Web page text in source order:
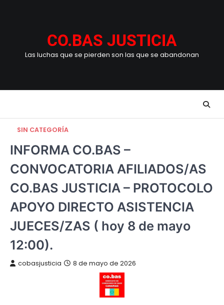
CO.BAS JUSTICIA
Las luchas que se pierden son las que se abandonan
SIN CATEGORÍA
INFORMA CO.BAS –
CONVOCATORIA AFILIADOS/AS
CO.BAS JUSTICIA – PROTOCOLO
APOYO DIRECTO ASISTENCIA
JUECES/ZAS ( hoy 8 de mayo
12:00).
cobasjusticia 8 de mayo de 2026